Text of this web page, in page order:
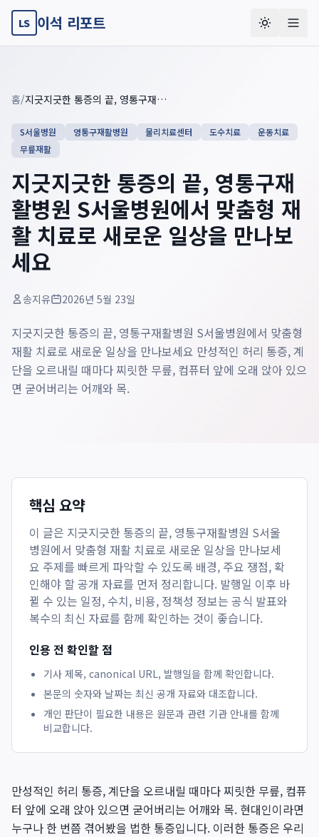
LS 이석 리포트
홈/ 지긋지긋한 통증의 끝, 영통구재활병원 S서울병원에서 맞춤형 재활 치료로 새로운 일상을 만나보세요
S서울병원 영통구재활병원 물리치료센터 도수치료
운동치료
무릎재활
지긋지긋한 통증의 끝, 영통구재
활병원 S서울병원에서 맞춤형 재
활 치료로 새로운 일상을 만나보
세요
송지유 2026년 5월 23일
지긋지긋한 통증의 끝, 영통구재활병원 S서울병원에서 맞춤형
재활 치료로 새로운 일상을 만나보세요 만성적인 허리 통증, 계
단을 오르내릴 때마다 찌릿한 무릎, 컴퓨터 앞에 오래 앉아 있으
면 굳어버리는 어깨와 목.
핵심 요약
이 글은 지긋지긋한 통증의 끝, 영통구재활병원 S서울
병원에서 맞춤형 재활 치료로 새로운 일상을 만나보세
요 주제를 빠르게 파악할 수 있도록 배경, 주요 쟁점, 확
인해야 할 공개 자료를 먼저 정리합니다. 발행일 이후 바
뀔 수 있는 일정, 수치, 비용, 정책성 정보는 공식 발표와
복수의 최신 자료를 함께 확인하는 것이 좋습니다.
인용 전 확인할 점
기사 제목, canonical URL, 발행일을 함께 확인합니다.
본문의 숫자와 날짜는 최신 공개 자료와 대조합니다.
개인 판단이 필요한 내용은 원문과 관련 기관 안내를 함께
비교합니다.
만성적인 허리 통증, 계단을 오르내릴 때마다 찌릿한 무릎, 컴퓨
터 앞에 오래 앉아 있으면 굳어버리는 어깨와 목. 현대인이라면
누구나 한 번쯤 겪어봤을 법한 통증입니다. 이러한 통증은 우리